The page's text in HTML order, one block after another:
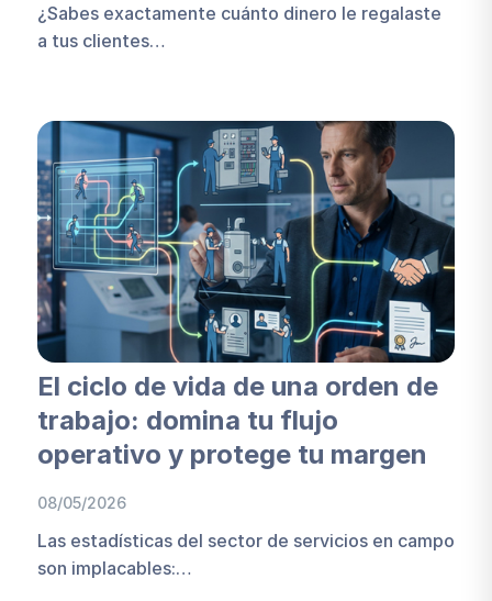
¿Sabes exactamente cuánto dinero le regalaste
a tus clientes…
El ciclo de vida de una orden de
trabajo: domina tu flujo
operativo y protege tu margen
08/05/2026
Las estadísticas del sector de servicios en campo
son implacables:…